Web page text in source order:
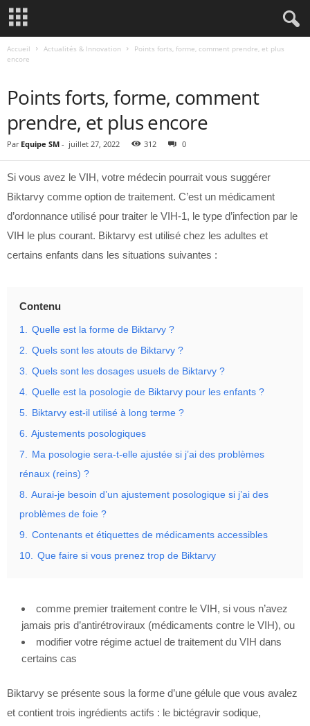
Accueil Actualités & Innovation
Points forts, forme, comment prendre, et plus
encore
Points forts, forme, comment
prendre, et plus encore
Par Equipe SM - juillet 27, 2022 312 0
Si vous avez le VIH, votre médecin pourrait vous suggérer
Biktarvy comme option de traitement. C’est un médicament
d’ordonnance utilisé pour traiter le VIH-1, le type d’infection par le
VIH le plus courant. Biktarvy est utilisé chez les adultes et
certains enfants dans les situations suivantes :
Contenu
1. Quelle est la forme de Biktarvy ?
2. Quels sont les atouts de Biktarvy ?
3. Quels sont les dosages usuels de Biktarvy ?
4. Quelle est la posologie de Biktarvy pour les enfants ?
5. Biktarvy est-il utilisé à long terme ?
6. Ajustements posologiques
7. Ma posologie sera-t-elle ajustée si j’ai des problèmes
rénaux (reins) ?
8. Aurai-je besoin d’un ajustement posologique si j’ai des
problèmes de foie ?
9. Contenants et étiquettes de médicaments accessibles
10. Que faire si vous prenez trop de Biktarvy
comme premier traitement contre le VIH, si vous n’avez
jamais pris d’antirétroviraux (médicaments contre le VIH), ou
modifier votre régime actuel de traitement du VIH dans
certains cas
Biktarvy se présente sous la forme d’une gélule que vous avalez
et contient trois ingrédients actifs : le bictégravir sodique,